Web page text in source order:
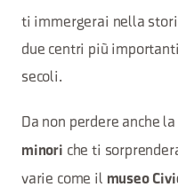
ti immergerai nella
due centri più
secoli.
Da non perdere anche
minori che ti
varie come il museo